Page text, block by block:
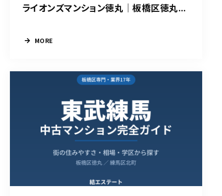
ライオンズマンション徳丸｜板橋区徳丸...
MORE